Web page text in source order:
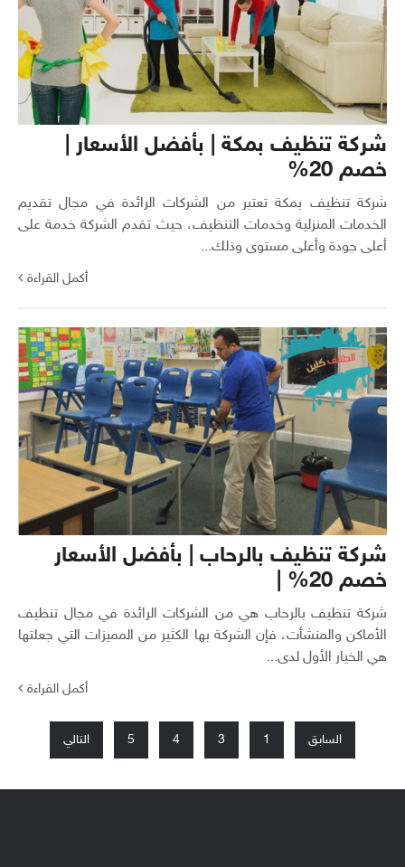
شركة تنظيف بمكة | بأفضل الأسعار |
خصم 20%
شركة تنظيف بمكة تعتبر من الشركات الرائدة في مجال تقديم
الخدمات المنزلية وخدمات التنظيف، حيث تقدم الشركة خدمة على
أعلى جودة وأعلى مستوى وذلك...
أكمل القراءة
شركة تنظيف بالرحاب | بأفضل الأسعار
خصم 20% |
شركة تنظيف بالرحاب هي من الشركات الرائدة في مجال تنظيف
الأماكن والمنشأت، فإن الشركة بها الكثير من المميزات التي جعلتها
هي الخيار الأول لدى...
أكمل القراءة
صفحات
المقالات
السابق 1
3
4
5 التالي